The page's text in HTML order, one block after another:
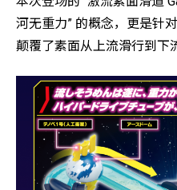
河无重力” 的概念，更是针
颠覆了素面从上流滑行到下